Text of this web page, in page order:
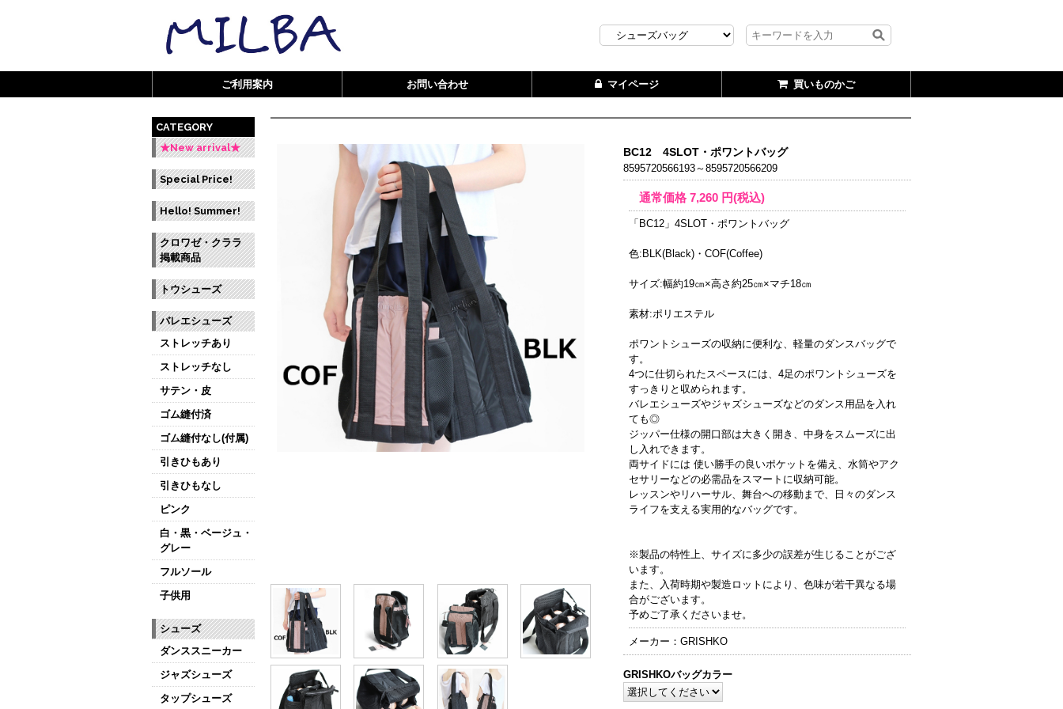
ご利用案内 お問い合わせ マイページ 買いものかご
BC12 4SLOT・ポワントバッグ
8595720566193～8595720566209
通常価格 7,260円(税込)
「BC12」4SLOT・ポワントバッグ
色:BLK(Black)・COF(Coffee)
サイズ:幅約19㎝×高さ約25㎝×マチ18㎝
素材:ポリエステル
ポワントシューズの収納に便利な、軽量のダンスバッグで
す。
4つに仕切られたスペースには、4足のポワントシューズを
すっきりと収められます。
バレエシューズやジャズシューズなどのダンス用品を入れ
ても◎
ジッパー仕様の開口部は大きく開き、中身をスムーズに出
し入れできます。
両サイドには 使い勝手の良いポケットを備え、水筒やアク
セサリーなどの必需品をスマートに収納可能。
レッスンやリハーサル、舞台への移動まで、日々のダンス
ライフを支える実用的なバッグです。
※製品の特性上、サイズに多少の誤差が生じることがござ
います。
また、入荷時期や製造ロットにより、色味が若干異なる場
合がございます。
予めご了承くださいませ。
メーカー：GRISHKO
GRISHKOバッグカラー
CATEGORY
★New arrival★
Special Price!
Hello! Summer!
クロワゼ・クララ
掲載商品
トウシューズ
バレエシューズ
ストレッチあり
ストレッチなし
サテン・皮
ゴム縫付済
ゴム縫付なし(付属)
引きひもあり
引きひもなし
ピンク
白・黒・ベージュ・
グレー
フルソール
子供用
シューズ
ダンススニーカー
ジャズシューズ
タップシューズ